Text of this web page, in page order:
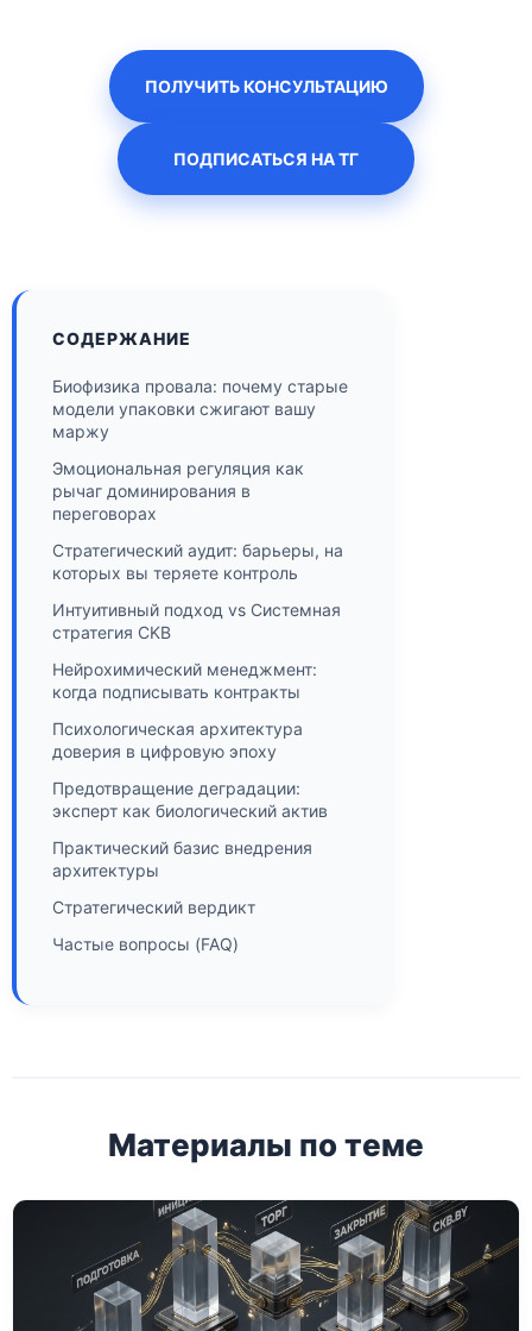
ПОЛУЧИТЬ КОНСУЛЬТАЦИЮ
ПОДПИСАТЬСЯ НА ТГ
СОДЕРЖАНИЕ
Биофизика провала: почему старые
модели упаковки сжигают вашу
маржу
Эмоциональная регуляция как
рычаг доминирования в
переговорах
Стратегический аудит: барьеры, на
которых вы теряете контроль
Интуитивный подход vs Системная
стратегия CKB
Нейрохимический менеджмент:
когда подписывать контракты
Психологическая архитектура
доверия в цифровую эпоху
Предотвращение деградации:
эксперт как биологический актив
Практический базис внедрения
архитектуры
Стратегический вердикт
Частые вопросы (FAQ)
Материалы по теме